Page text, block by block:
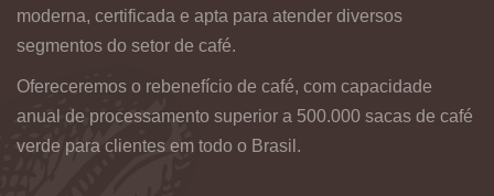
moderna, certificada e apta para atender diversos
segmentos do setor de café.
Ofereceremos o rebenefício de café, com capacidade
anual de processamento superior a 500.000 sacas de café
verde para clientes em todo o Brasil.